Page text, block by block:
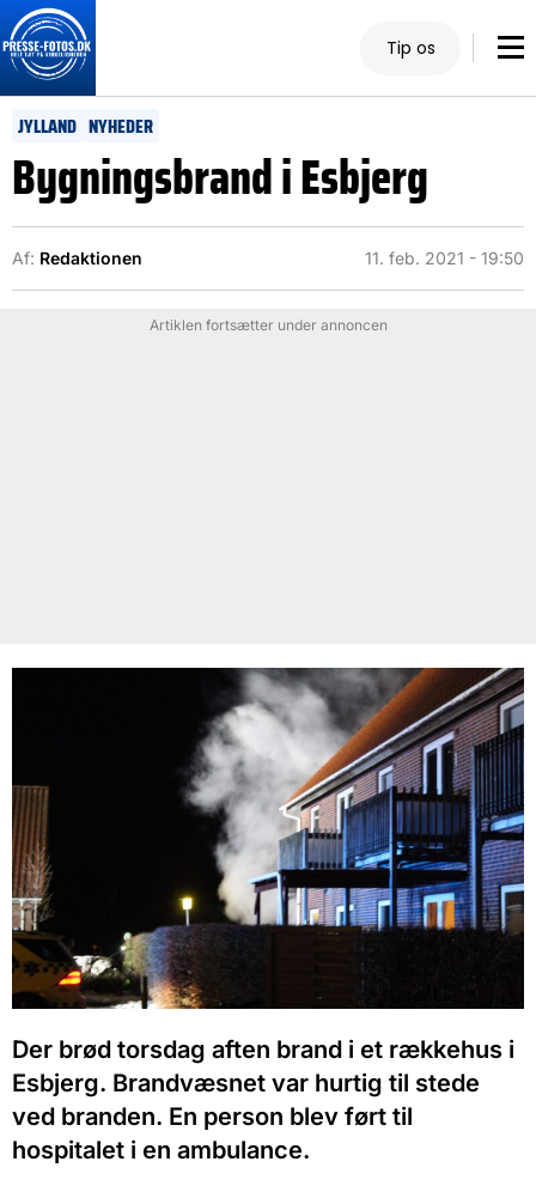
Tip os
JYLLAND NYHEDER
Bygningsbrand i Esbjerg
Af: Redaktionen 11. feb. 2021 - 19:50
Artiklen fortsætter under annoncen
Der brød torsdag aften brand i et rækkehus i
Esbjerg. Brandvæsnet var hurtig til stede
ved branden. En person blev ført til
hospitalet i en ambulance.